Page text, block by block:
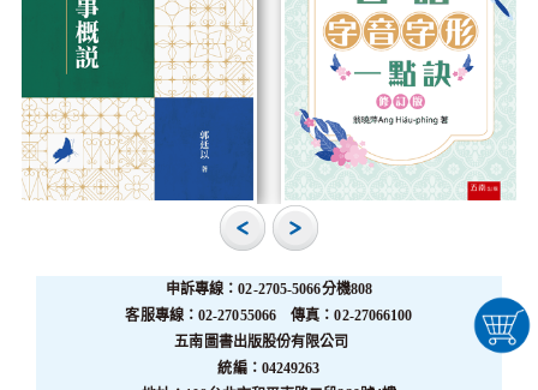
申訴專線：02-2705-5066分機808
客服專線：02-27055066 傳真：02-27066100
五南圖書出版股份有限公司
統編：04249263